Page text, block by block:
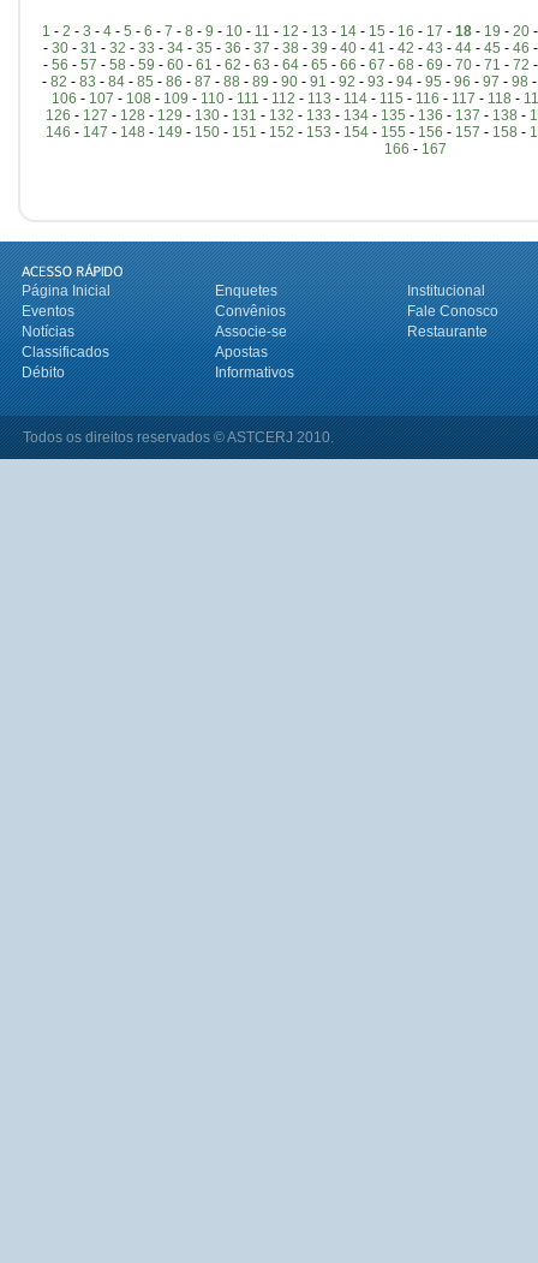
1 - 2 - 3 - 4 - 5 - 6 - 7 - 8 - 9 - 10 - 11 - 12 - 13 - 14 - 15 - 16 - 17 - 18 - 19 - 20
- 30- 31 - 32 - 33 - 34- 35 - 36 - 37 - 38 - 39 - 40- 41 - 42 - 43 - 44- 45 - 46
- 56 - 57 - 58 - 59 - 60- 61 - 62 - 63 - 64- 65 - 66 - 67 - 68 - 69 - 70- 71 - 72
- 82 - 83 - 84 - 85 - 86 - 87 - 88 - 89 - 90 - 91 - 92 - 93 - 94 - 95 - 96 - 97 - 98
106 - 107 - 108 - 109 - 110 - 111 - 112 - 113 - 114 - 115 - 116 - 117 - 118 -
126 - 127 - 128 - 129 - 130- 131 - 132 - 133 - 134- 135 - 136 - 137 - 138 -
146 - 147 - 148 - 149 - 150- 151 - 152 - 153 - 154- 155 - 156 - 157 - 158 -
166 - 167
Página Inicial Enquetes
Institucional
Eventos
Convênios
Fale Conosco
Notícias
Associe-se
Restaurante
Classificados
Apostas
Débito
Informativos
Todos os direitos reservados © ASTCERJ 2010.